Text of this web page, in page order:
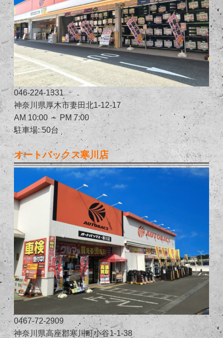
046-224-1331
神奈川県厚木市妻田北1-12-17
AM 10:00 ～ PM 7:00
駐車場: 50台
オートバックス寒川店
0467-72-2909
神奈川県高座郡寒川町小谷1-1-38